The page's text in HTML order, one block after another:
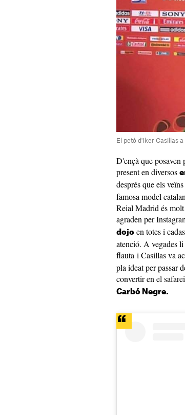
El petó d'Iker Casillas
D'ençà que posaven
present en diversos
després que els
famosa model
Reial Madrid és
agraden per
dojo en totes i
atenció. A vegades
flauta i Casillas va
pla ideat per passar
convertir en el
Carbó Negre.